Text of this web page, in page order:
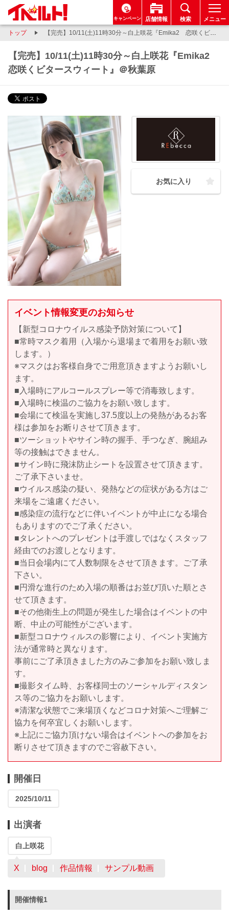
キャンペーン 店舗情報 検索 メニュー
トップ 【完売】10/11(土)11時30分～白上咲花『Emika2 恋咲くビタースウィート』＠秋葉原
【完売】10/11(土)11時30分～白上咲花『Emika2
恋咲くビタースウィート』＠秋葉原
お気に入り
イベント情報変更のお知らせ
【新型コロナウイルス感染予防対策について】
■常時マスク着用（入場から退場まで着用をお願い致
します。）
※マスクはお客様自身でご用意頂きますようお願いし
ます。
■入場時にアルコールスプレー等で消毒致します。
■入場時に検温のご協力をお願い致します。
■会場にて検温を実施し37.5度以上の発熱があるお客
様は参加をお断りさせて頂きます。
■ツーショットやサイン時の握手、手つなぎ、腕組み
等の接触はできません。
■サイン時に飛沫防止シートを設置させて頂きます。
ご了承下さいませ。
■ウイルス感染の疑い、発熱などの症状がある方はご
来場をご遠慮ください。
■感染症の流行などに伴いイベントが中止になる場合
もありますのでご了承ください。
■タレントへのプレゼントは手渡しではなくスタッフ
経由でのお渡しとなります。
■当日会場内にて人数制限をさせて頂きます。ご了承
下さい。
■円滑な進行のため入場の順番はお並び頂いた順とさ
せて頂きます。
■その他衛生上の問題が発生した場合はイベントの中
断、中止の可能性がございます。
■新型コロナウィルスの影響により、イベント実施方
法が通常時と異なります。
事前にご了承頂きました方のみご参加をお願い致しま
す。
■撮影タイム時、お客様同士のソーシャルディスタン
ス等のご協力をお願いします。
※清潔な状態でご来場頂くなどコロナ対策へご理解ご
協力を何卒宜しくお願いします。
※上記にご協力頂けない場合はイベントへの参加をお
断りさせて頂きますのでご容赦下さい。
開催日
2025/10/11
出演者
白上咲花
X blog 作品情報 サンプル動画
開催情報1